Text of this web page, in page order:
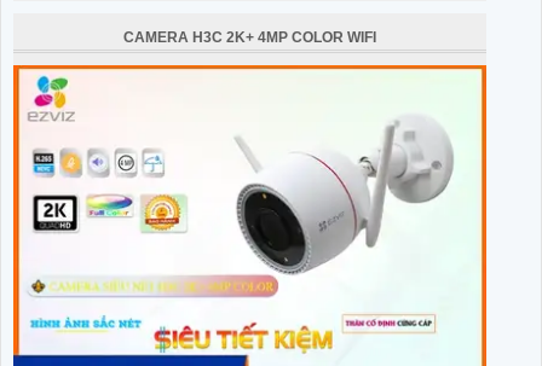
CAMERA H3C 2K+ 4MP COLOR WIFI